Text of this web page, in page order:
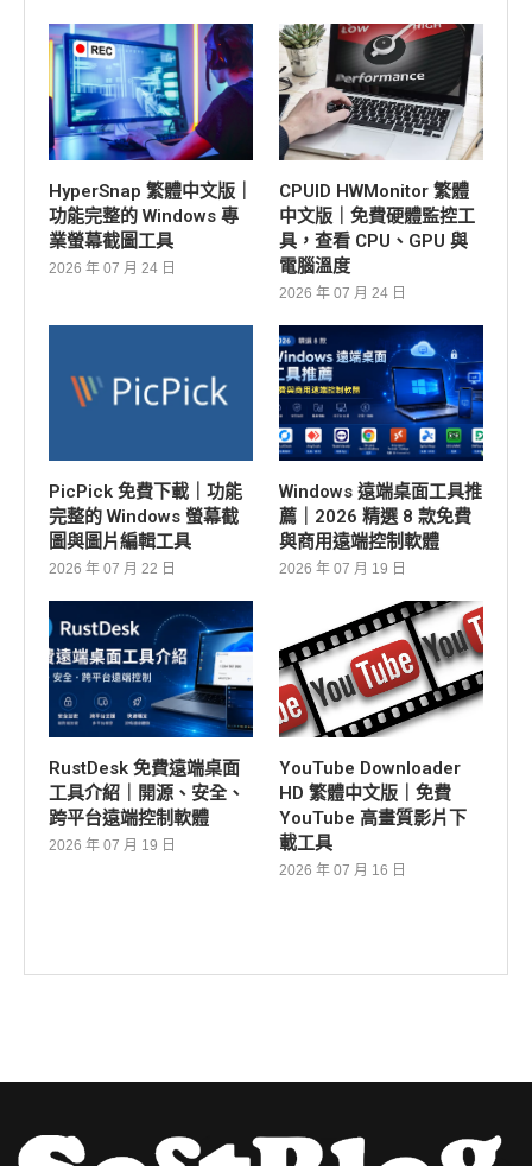
HyperSnap 繁體中文版｜
功能完整的 Windows 專
業螢幕截圖工具
2026 年 07 月 24 日
CPUID HWMonitor 繁體
中文版｜免費硬體監控工
具，查看 CPU、GPU 與
電腦溫度
2026 年 07 月 24 日
PicPick 免費下載｜功能
完整的 Windows 螢幕截
圖與圖片編輯工具
2026 年 07 月 22 日
Windows 遠端桌面工具推
薦｜2026 精選 8 款免費
與商用遠端控制軟體
2026 年 07 月 19 日
RustDesk 免費遠端桌面
工具介紹｜開源、安全、
跨平台遠端控制軟體
2026 年 07 月 19 日
YouTube Downloader
HD 繁體中文版｜免費
YouTube 高畫質影片下
載工具
2026 年 07 月 16 日